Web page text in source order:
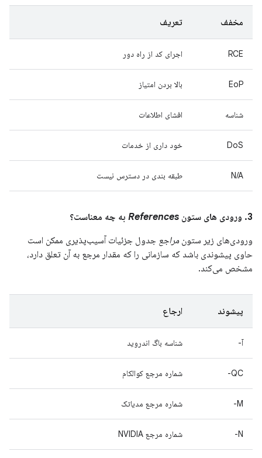
مخفف تعریف
RCE اجرای کد از راه دور
EoP بالا بردن امتیاز
شناسه افشای اطلاعات
DoS خود داری از خدمات
N/A طبقه بندی در دسترس نیست
3. ورودی های ستون References به چه معناست؟
ورودی‌های زیر ستون مراجع جدول جزئیات آسیب‌پذیری ممکن است
حاوی پیشوندی باشد که سازمانی را که مقدار مرجع به آن تعلق دارد،
مشخص می‌کند.
پیشوند ارجاع
آ- شناسه باگ اندروید
QC- شماره مرجع کوالکام
M- شماره مرجع مدیاتک
N- شماره مرجع NVIDIA